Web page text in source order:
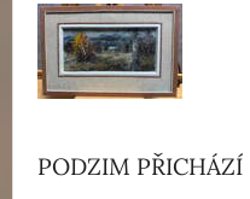
PODZIM